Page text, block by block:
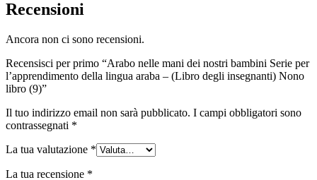
Recensioni
Ancora non ci sono recensioni.
Recensisci per primo “Arabo nelle mani dei nostri bambini Serie per
l’apprendimento della lingua araba – (Libro degli insegnanti) Nono
libro (9)”
Il tuo indirizzo email non sarà pubblicato. I campi obbligatori sono
contrassegnati *
La tua valutazione *
La tua recensione *